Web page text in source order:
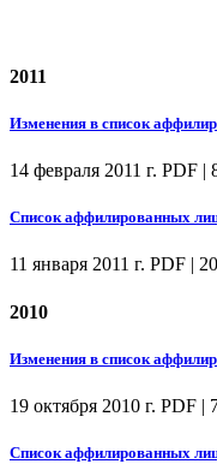
2011
Изменения в список
14 февраля 2011 г. PDF |
Список аффилированных
11 января 2011 г. PDF |
2010
Изменения в список
19 октября 2010 г. PDF |
Список аффилированных